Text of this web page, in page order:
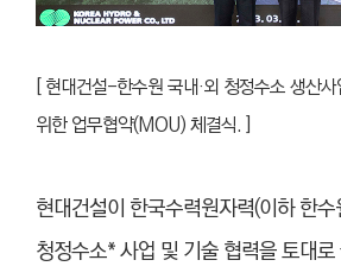
[ 현대건설-한수원 국내·외 청정수소 생산
위한 업무협약(MOU) 체결식. ]
현대건설이 한국수력원자력(이하 한
청정수소* 사업 및 기술 협력을 토대